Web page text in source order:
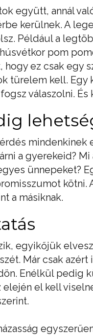
együtt, annál
kerülnek. A
Például a
pom
hogy ez csak egy
türelem kell.
válaszolni.
a gyerekeid?
ünnepeket?
kötni.
a másiknak.
egyikőjük
Már csak
Enélkül pedig
elején el kell